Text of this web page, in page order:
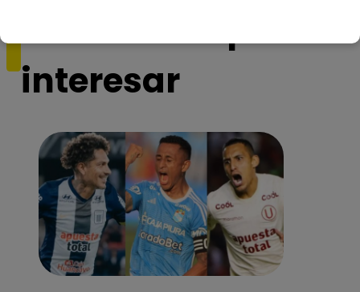
También te puede
interesar